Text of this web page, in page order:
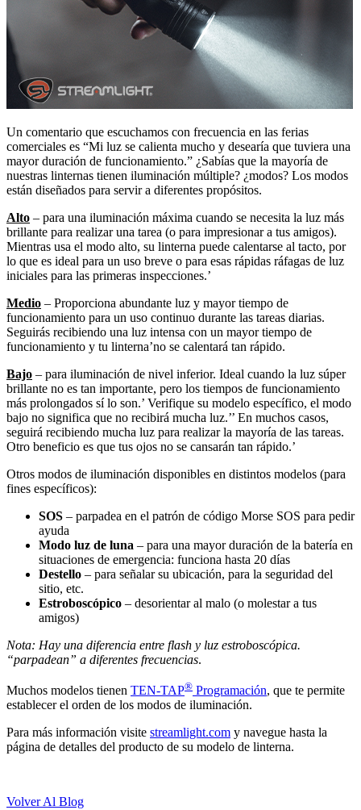
Un comentario que escuchamos con frecuencia en las ferias
comerciales es “Mi luz se calienta mucho y desearía que tuviera una
mayor duración de funcionamiento.” ¿Sabías que la mayoría de
nuestras linternas tienen iluminación múltiple? ¿modos? Los modos
están diseñados para servir a diferentes propósitos.
Alto – para una iluminación máxima cuando se necesita la luz más
brillante para realizar una tarea (o para impresionar a tus amigos).
Mientras usa el modo alto, su linterna puede calentarse al tacto, por
lo que es ideal para un uso breve o para esas rápidas ráfagas de luz
iniciales para las primeras inspecciones.’
Medio – Proporciona abundante luz y mayor tiempo de
funcionamiento para un uso continuo durante las tareas diarias.
Seguirás recibiendo una luz intensa con un mayor tiempo de
funcionamiento y tu linterna’no se calentará tan rápido.
Bajo – para iluminación de nivel inferior. Ideal cuando la luz súper
brillante no es tan importante, pero los tiempos de funcionamiento
más prolongados sí lo son.’ Verifique su modelo específico, el modo
bajo no significa que no recibirá mucha luz.’’ En muchos casos,
seguirá recibiendo mucha luz para realizar la mayoría de las tareas.
Otro beneficio es que tus ojos no se cansarán tan rápido.’
Otros modos de iluminación disponibles en distintos modelos (para
fines específicos):
SOS – parpadea en el patrón de código Morse SOS para pedir
ayuda
Modo luz de luna – para una mayor duración de la batería en
situaciones de emergencia: funciona hasta 20 días
Destello – para señalar su ubicación, para la seguridad del
sitio, etc.
Estroboscópico – desorientar al malo (o molestar a tus
amigos)
Nota: Hay una diferencia entre flash y luz estroboscópica.
“parpadean” a diferentes frecuencias.
Muchos modelos tienen TEN-TAP® Programación, que te permite
establecer el orden de los modos de iluminación.
Para más información visite streamlight.com y navegue hasta la
página de detalles del producto de su modelo de linterna.
Volver Al Blog